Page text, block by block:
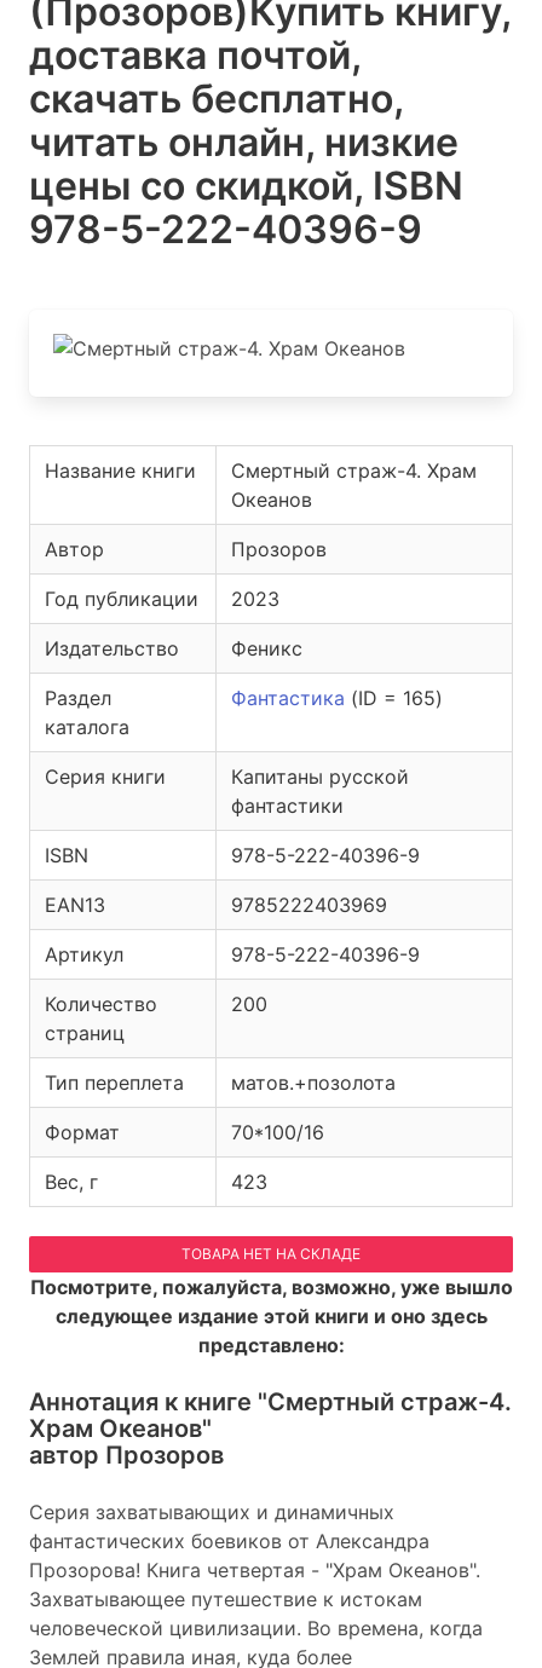
(Прозоров)Купить книгу,
доставка почтой,
скачать бесплатно,
читать онлайн, низкие
цены со скидкой, ISBN
978-5-222-40396-9
Название книги
Смертный страж-4. Храм
Океанов
Автор Прозоров
Год публикации 2023
Издательство Феникс
Раздел
каталога
Фантастика (ID = 165)
Серия книги
Капитаны русской
фантастики
ISBN 978-5-222-40396-9
EAN13 9785222403969
Артикул 978-5-222-40396-9
Количество
страниц
200
Тип переплета матов.+позолота
Формат 70*100/16
Вес, г 423
ТОВАРА НЕТ НА СКЛАДЕ
Посмотрите, пожалуйста, возможно, уже вышло
следующее издание этой книги и оно здесь
представлено:
Аннотация к книге "Смертный страж-4.
Храм Океанов"
автор Прозоров
Серия захватывающих и динамичных
фантастических боевиков от Александра
Прозорова! Книга четвертая - "Храм Океанов".
Захватывающее путешествие к истокам
человеческой цивилизации. Во времена, когда
Землей правила иная, куда более